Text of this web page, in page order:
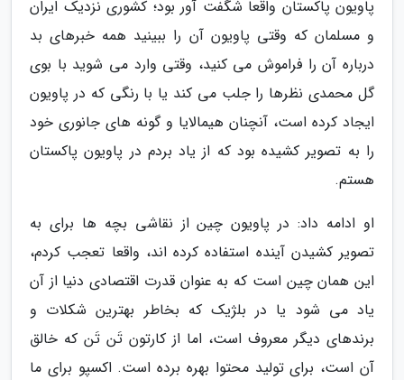
پاویون پاکستان واقعا شگفت آور بود؛ کشوری نزدیک ایران
و مسلمان که وقتی پاویون آن را ببینید همه خبرهای بد
درباره آن را فراموش می کنید، وقتی وارد می شوید با بوی
گل محمدی نظرها را جلب می کند یا با رنگی که در پاویون
ایجاد کرده است، آنچنان هیمالایا و گونه های جانوری خود
را به تصویر کشیده بود که از یاد بردم در پاویون پاکستان
هستم.
او ادامه داد: در پاویون چین از نقاشی بچه ها برای به
تصویر کشیدن آینده استفاده کرده اند، واقعا تعجب کردم،
این همان چین است که به عنوان قدرت اقتصادی دنیا از آن
یاد می شود یا در بلژیک که بخاطر بهترین شکلات و
برندهای دیگر معروف است، اما از کارتون تَن تَن که خالق
آن است، برای تولید محتوا بهره برده است. اکسپو برای ما